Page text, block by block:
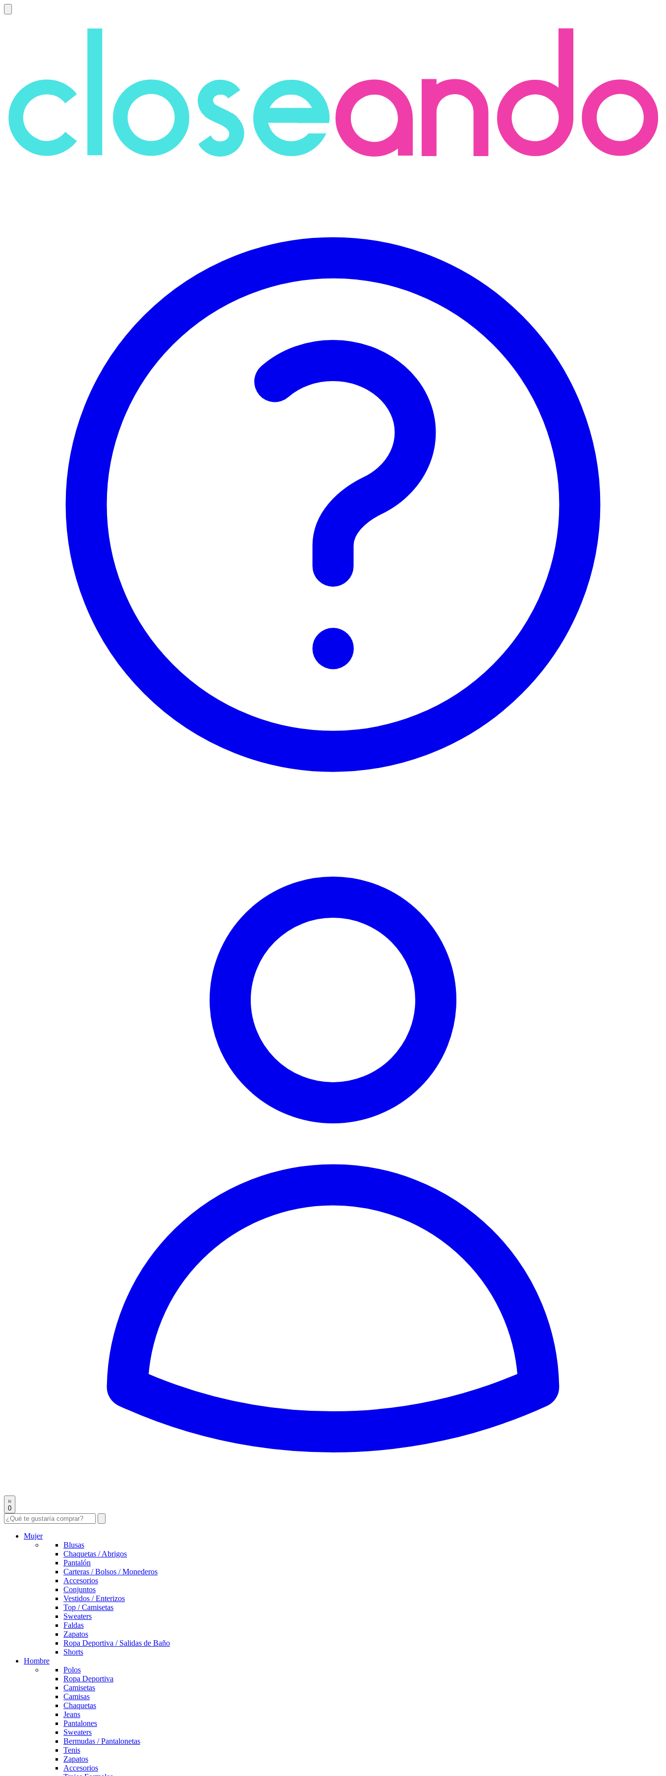
0
Mujer
Blusas
Chaquetas / Abrigos
Pantalón
Carteras / Bolsos / Monederos
Accesorios
Conjuntos
Vestidos / Enterizos
Top / Camisetas
Sweaters
Faldas
Zapatos
Ropa Deportiva / Salidas de Baño
Shorts
Hombre
Polos
Ropa Deportiva
Camisetas
Camisas
Chaquetas
Jeans
Pantalones
Sweaters
Bermudas / Pantalonetas
Tenis
Zapatos
Accesorios